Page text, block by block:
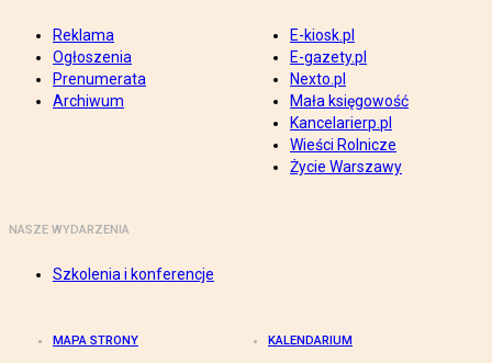
Reklama
Ogłoszenia
Prenumerata
Archiwum
E-kiosk.pl
E-gazety.pl
Nexto.pl
Mała księgowość
Kancelarierp.pl
Wieści Rolnicze
Życie Warszawy
NASZE WYDARZENIA
Szkolenia i konferencje
MAPA STRONY KALENDARIUM